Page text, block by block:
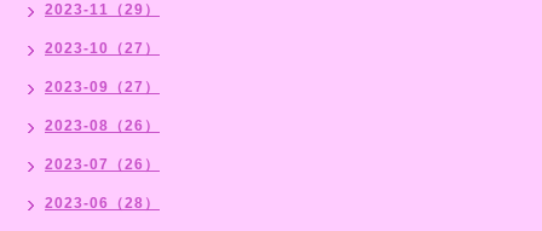
2023-11（29）
2023-10（27）
2023-09（27）
2023-08（26）
2023-07（26）
2023-06（28）